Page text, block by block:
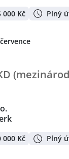
000 Kč Plný
000 Kč Plný